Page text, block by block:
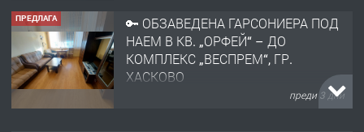
ПРЕДЛАГА
🔑 ОБЗАВЕДЕНА ГАРСОНИЕРА ПОД
НАЕМ В КВ. „ОРФЕЙ“ – ДО
КОМПЛЕКС „ВЕСПРЕМ“, ГР.
ХАСКОВО
преди 3 дни